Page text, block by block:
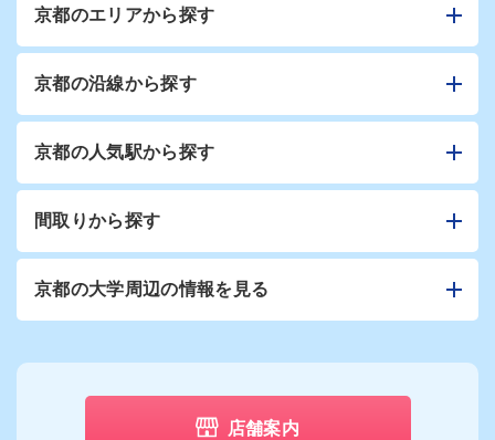
京都のエリアから探す
京都の沿線から探す
京都の人気駅から探す
間取りから探す
京都の大学周辺の情報を見る
店舗案内